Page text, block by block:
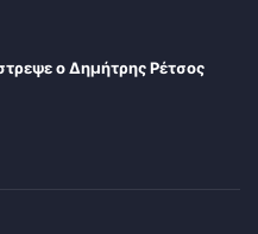
ο Δημήτρης Ρέτσος